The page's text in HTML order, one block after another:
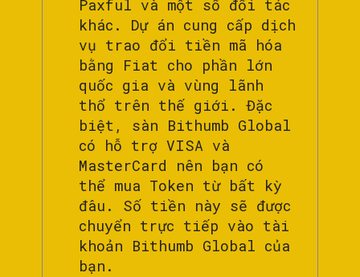
Paxful và một số đối tác
khác. Dự án cung cấp dịch
vụ trao đổi tiền mã hóa
bằng Fiat cho phần lớn
quốc gia và vùng lãnh
thổ trên thế giới. Đặc
biệt, sàn Bithumb Global
có hỗ trợ VISA và
MasterCard nên bạn có
thể mua Token từ bất kỳ
đâu. Số tiền này sẽ được
chuyển trực tiếp vào tài
khoản Bithumb Global của
bạn.